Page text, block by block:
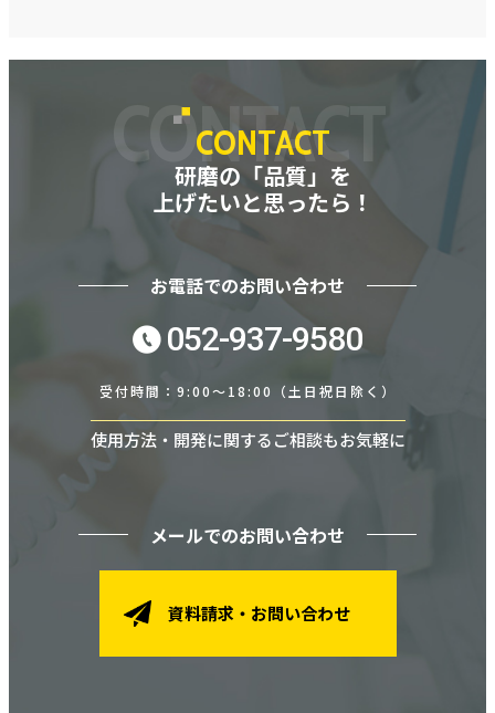
CONTACT
CONTACT
研磨の「品質」を
上げたいと思ったら！
お電話でのお問い合わせ
052-937-9580
受付時間：9:00～18:00（土日祝日除く）
使用方法・開発に関するご相談もお気軽に
メールでのお問い合わせ
資料請求・お問い合わせ